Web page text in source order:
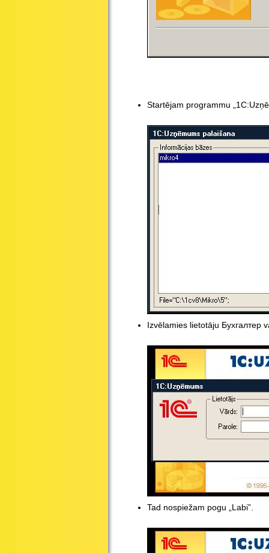
Startējam programmu
Izvēlamies lietotāju Бухгалтер
Tad nospiežam pogu „Labi”.